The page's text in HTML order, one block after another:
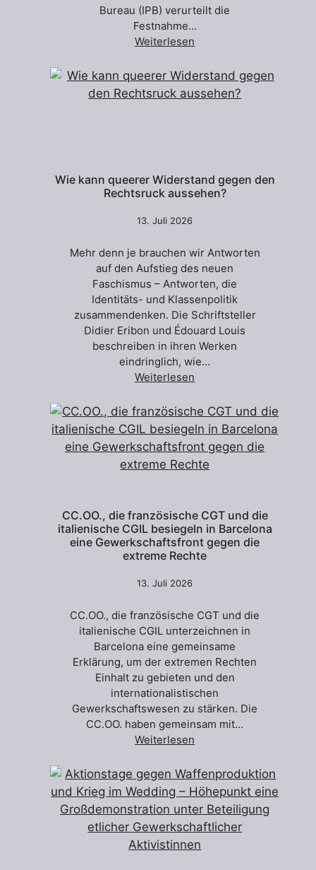
Bureau (IPB) verurteilt die
Festnahme…
Weiterlesen
Wie kann queerer Widerstand gegen den
Rechtsruck aussehen?
13. Juli 2026
Mehr denn je brauchen wir Antworten
auf den Aufstieg des neuen
Faschismus – Antworten, die
Identitäts- und Klassenpolitik
zusammendenken. Die Schriftsteller
Didier Eribon und Édouard Louis
beschreiben in ihren Werken
eindringlich, wie…
Weiterlesen
CC.OO., die französische CGT und die
italienische CGIL besiegeln in Barcelona
eine Gewerkschaftsfront gegen die
extreme Rechte
13. Juli 2026
CC.OO., die französische CGT und die
italienische CGIL unterzeichnen in
Barcelona eine gemeinsame
Erklärung, um der extremen Rechten
Einhalt zu gebieten und den
internationalistischen
Gewerkschaftswesen zu stärken. Die
CC.OO. haben gemeinsam mit…
Weiterlesen